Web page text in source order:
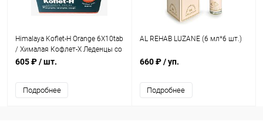
Himalaya Koflet-H Orange 6X10tab
/ Хималая Кофлет-Х Леденцы со
Вкусом апельсинь 6X 60 таб.
605 ₽/ шт.
Подробнее
AL REHAB LUZANE (6 мл*6 шт.)
660 ₽/ уп.
Подробнее